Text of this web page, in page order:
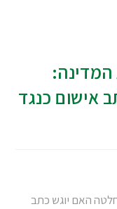
המדינה:
אישום כנגד
האם יוגש כתב